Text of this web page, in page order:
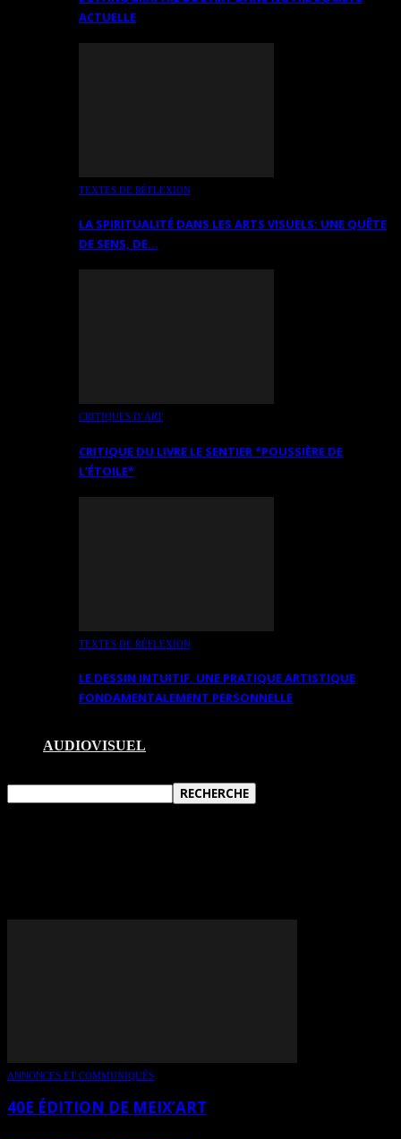
ACTUELLE
TEXTES DE RÉFLEXION
LA SPIRITUALITÉ DANS LES ARTS VISUELS: UNE QUÊTE
DE SENS, DE…
CRITIQUES D’ART
CRITIQUE DU LIVRE LE SENTIER *POUSSIÈRE DE
L’ÉTOILE*
TEXTES DE RÉFLEXION
LE DESSIN INTUITIF. UNE PRATIQUE ARTISTIQUE
FONDAMENTALEMENT PERSONNELLE
AUDIOVISUEL
ANNONCES ET COMMUNIQUÉS
40E ÉDITION DE MEIX’ART